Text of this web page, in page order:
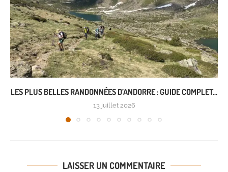
LES PLUS BELLES RANDONNÉES D’ANDORRE : GUIDE COMPLET...
13 juillet 2026
LAISSER UN COMMENTAIRE